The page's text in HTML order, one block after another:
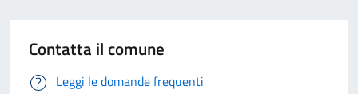
Contatta il comune
Leggi le domande frequenti